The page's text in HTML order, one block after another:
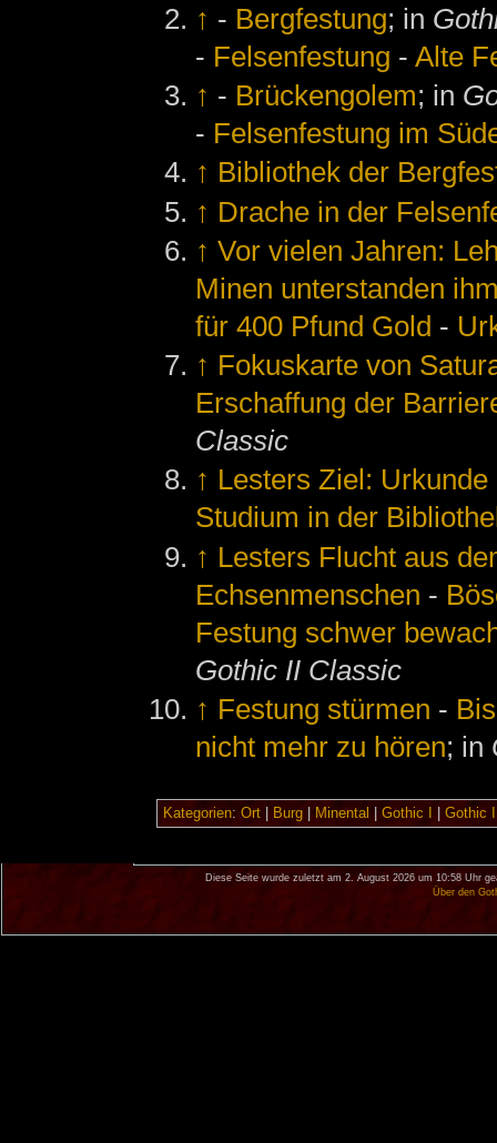
↑ - Bergfestung; in
- Felsenfestung -Alte
↑ - Brückengolem; in
- Felsenfestung im
↑ Bibliothek der
↑ Drache in der
↑ Vor vielen Jahren:
Minen unterstanden
für 400 Pfund Gold -
↑ Fokuskarte von
Erschaffung der
Classic
↑ Lesters Ziel: Urkunde
Studium in der
↑ Lesters Flucht aus
Echsenmenschen -
Festung schwer
Gothic II Classic
↑ Festung stürmen -
nicht mehr zu hören; in
Kategorien: Ort| Burg| Minental Gothic I Gothic
Diese Seite wurde zuletzt am 2. August 2026 um 10:58 Uhr
Über den